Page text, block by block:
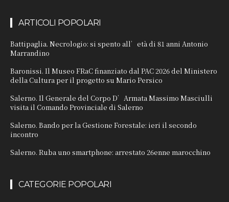
ARTICOLI POPOLARI
Battipaglia. Necrologio: si spento all’età di 81 anni Antonio
Marrandino
Baronissi. Il Museo FRaC finanziato dal PAC 2026 del Ministero
della Cultura per il progetto su Mario Persico
Salerno. Il Generale del Corpo D’Armata Massimo Masciulli
visita il Comando Provinciale di Salerno
Salerno. Bando per la Gestione Forestale: ieri il secondo
incontro
Salerno. Ruba uno smartphone: arrestato 26enne marocchino
CATEGORIE POPOLARI